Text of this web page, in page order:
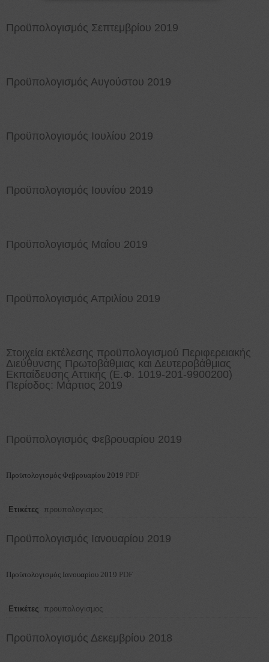
Προϋπολογισμός Σεπτεμβρίου 2019
Προϋπολογισμός Αυγούστου 2019
Προϋπολογισμός Ιουλίου 2019
Προϋπολογισμός Ιουνίου 2019
Προϋπολογισμός Μαΐου 2019
Προϋπολογισμός Απριλίου 2019
Στοιχεία εκτέλεσης προϋπολογισμού Περιφερειακής
Διεύθυνσης Πρωτοβάθμιας και Δευτεροβάθμιας
Εκπαίδευσης Αττικής (Ε.Φ. 1019-201-9900200)
Περίοδος: Μάρτιος 2019
Προϋπολογισμός Φεβρουαρίου 2019
Προϋπολογισμός Φεβρουαρίου 2019 PDF
Ετικέτες προυπολογισμος
Προϋπολογισμός Ιανουαρίου 2019
Προϋπολογισμός Ιανουαρίου 2019 PDF
Ετικέτες προυπολογισμος
Προϋπολογισμός Δεκεμβρίου 2018